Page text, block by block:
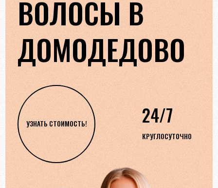
ВОЛОСЫ В
ДОМОДЕДОВО
УЗНАТЬ СТОИМОСТЬ! 24/7
КРУГЛОСУТОЧНО